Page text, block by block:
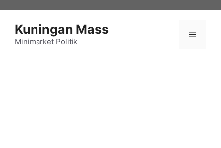
Kuningan Mass
Minimarket Politik
Menu